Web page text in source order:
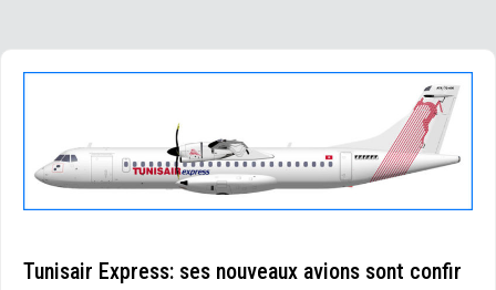
Tunisair Express: ses nouveaux avions sont confir